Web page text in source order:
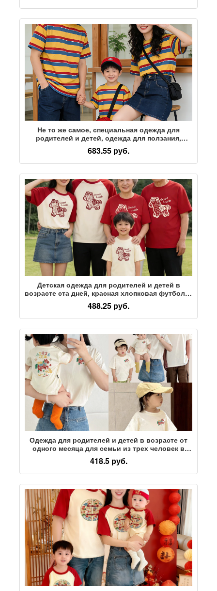
рукавами в фиолетовую полоску
Не то же самое, специальная одежда для
родителей и детей, одежда для ползания,
футболки, комбинезоны для семьи из трех и
четырех человек, комбинезоны для матерей и
женские комбинезоны для младенцев
683.55 руб.
Детская одежда для родителей и детей в
возрасте ста дней, красная хлопковая футболка
для семьи из трех, пяти и шести человек,
семейный портрет, посвященный Году лошади
488.25 руб.
Одежда для родителей и детей в возрасте от
одного месяца для семьи из трех человек в
2026 году, фотография ребенка, которому
исполнилось 100 лет, футболка с короткими
рукавами, семейный портрет, одежда для
418.5 руб.